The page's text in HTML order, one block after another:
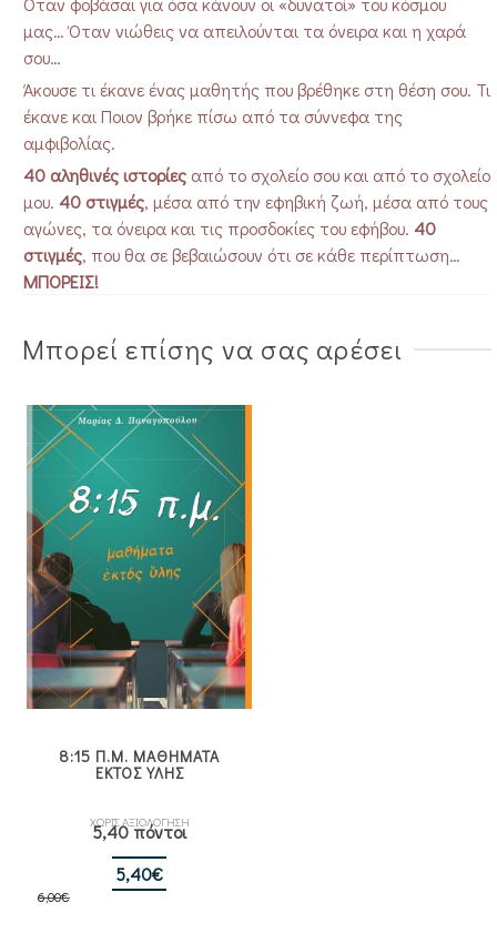
μας… Όταν νιώθεις να απειλούνται τα όνειρα και η χαρά
σου…
Άκουσε τι έκανε ένας μαθητής που βρέθηκε στη θέση σου. Τι
έκανε και Ποιον βρήκε πίσω από τα σύννεφα της
αμφιβολίας.
40 αληθινές ιστορίες από το σχολείο σου και από το σχολείο
μου. 40 στιγμές, μέσα από την εφηβική ζωή, μέσα από τους
αγώνες, τα όνειρα και τις προσδοκίες του εφήβου. 40
στιγμές, που θα σε βεβαιώσουν ότι σε κάθε περίπτωση…
ΜΠΟΡΕΙΣ!
Μπορεί επίσης να σας αρέσει
8:15 Π.Μ. ΜΑΘΗΜΑΤΑ
ΕΚΤΟΣ ΥΛΗΣ
ΧΩΡΙΣ ΑΞΙΟΛΟΓΗΣΗ
5,40 πόντοι
6,00€
Original
5,40€